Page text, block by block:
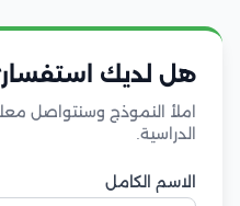
هل لديك
املأ النموذج وسنتواصل
الدراسية.
الاسم الكامل